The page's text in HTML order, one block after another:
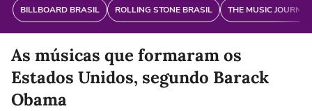
BILLBOARD BRASIL ROLLING STONE BRASIL THE MUSIC
As músicas que formaram os
Estados Unidos, segundo Barack
Obama